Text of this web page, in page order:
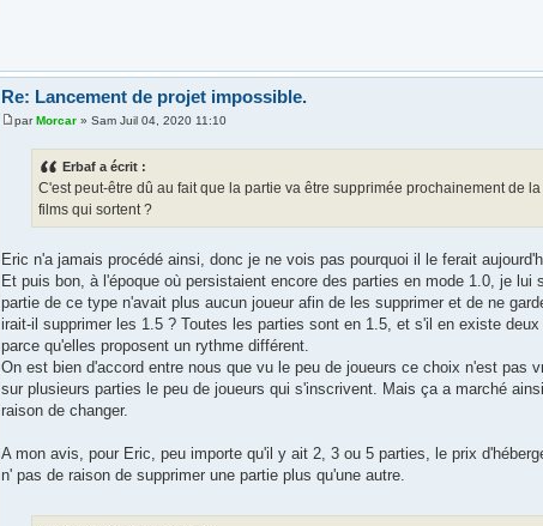
Re: Lancement de projet impossible.
parMorcar» Sam Juil 04, 2020 11:10
Erbaf a écrit :
C'est peut-être dû au fait que la partie va être supprimée prochainement de
films qui sortent ?
Eric n'a jamais procédé ainsi, donc je ne vois pas pourquoi il le ferait
Et puis bon, à l'époque où persistaient encore des parties en mode 1.0, je lui
partie de ce type n'avait plus aucun joueur afin de les supprimer et de ne
irait-il supprimer les 1.5 ? Toutes les parties sont en 1.5, et s'il en existe
parce qu'elles proposent un rythme différent.
On est bien d'accord entre nous que vu le peu de joueurs ce choix n'est pas
sur plusieurs parties le peu de joueurs qui s'inscrivent. Mais ça a marché
raison de changer.
A mon avis, pour Eric, peu importe qu'il y ait 2, 3 ou 5 parties, le prix
n' pas de raison de supprimer une partie plus qu'une autre.